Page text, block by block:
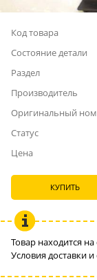
Код товара
Состояние детали
Раздел
Производитель
Оригинальный
Статус
Цена
КУПИТЬ
Товар находится на
Условия доставки